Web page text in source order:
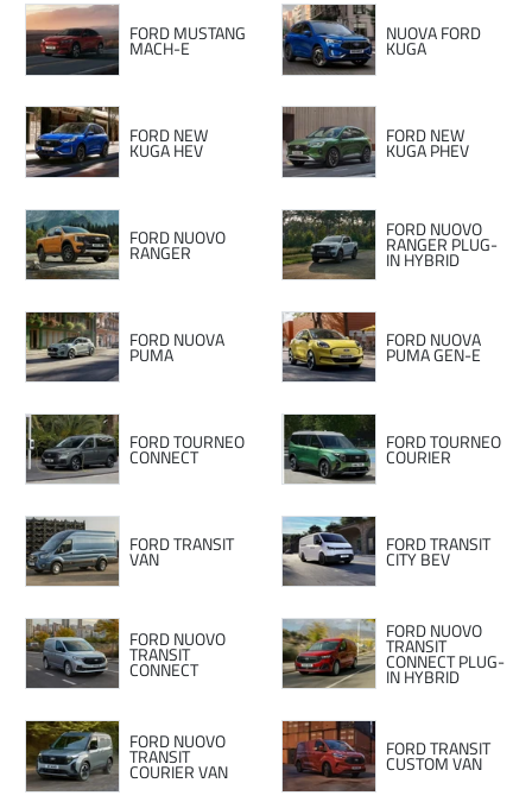
FORD MUSTANG
MACH-E
NUOVA FORD
KUGA
FORD NEW
KUGA HEV
FORD NEW
KUGA PHEV
FORD NUOVO
RANGER
FORD NUOVO
RANGER PLUG-
IN HYBRID
FORD NUOVA
PUMA
FORD NUOVA
PUMA GEN-E
FORD TOURNEO
CONNECT
FORD TOURNEO
COURIER
FORD TRANSIT
VAN
FORD TRANSIT
CITY BEV
FORD NUOVO
TRANSIT
CONNECT
FORD NUOVO
TRANSIT
CONNECT PLUG-
IN HYBRID
FORD NUOVO
TRANSIT
COURIER VAN
FORD TRANSIT
CUSTOM VAN